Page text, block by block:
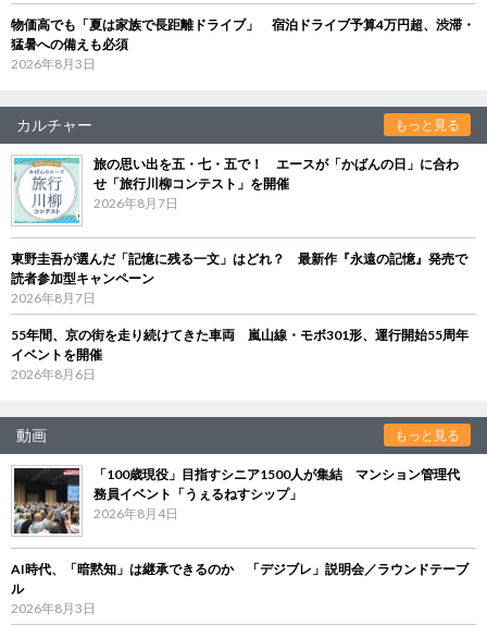
物価高でも「夏は家族で長距離ドライブ」 宿泊ドライブ予算4万円超、渋滞・
猛暑への備えも必須
2026年8月3日
カルチャー もっと見る
旅の思い出を五・七・五で！ エースが「かばんの日」に合わ
せ「旅行川柳コンテスト」を開催
2026年8月7日
東野圭吾が選んだ「記憶に残る一文」はどれ？ 最新作『永遠の記憶』発売で
読者参加型キャンペーン
2026年8月7日
55年間、京の街を走り続けてきた車両 嵐山線・モボ301形、運行開始55周年
イベントを開催
2026年8月6日
動画 もっと見る
「100歳現役」目指すシニア1500人が集結 マンション管理代
務員イベント「うぇるねすシップ」
2026年8月4日
AI時代、「暗黙知」は継承できるのか 「デジブレ」説明会／ラウンドテーブ
ル
2026年8月3日